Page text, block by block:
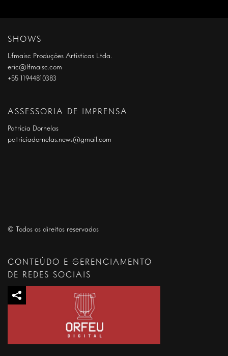
SHOWS
Lfmaisc Produções Artísticas Ltda.
eric@lfmaisc.com
+55 11944810383
ASSESSORIA DE IMPRENSA
Patrícia Dornelas
patriciadornelas.news@gmail.com
© Todos os direitos reservados
CONTEÚDO E GERENCIAMENTO
DE REDES SOCIAIS